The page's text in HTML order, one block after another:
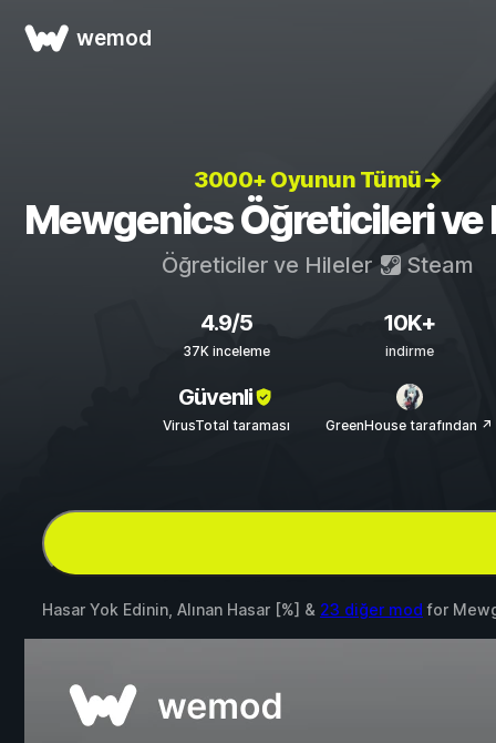
wemod
3000+ Oyunun Tümü→
Mewgenics Öğreticileri ve
Öğreticiler ve Hileler Steam
4.9/5
37K inceleme
10K+
indirme
Güvenli
VirusTotal taraması GreenHouse tarafından ↗
Hasar Yok Edinin, Alınan Hasar [%] & 23 diğer mod for